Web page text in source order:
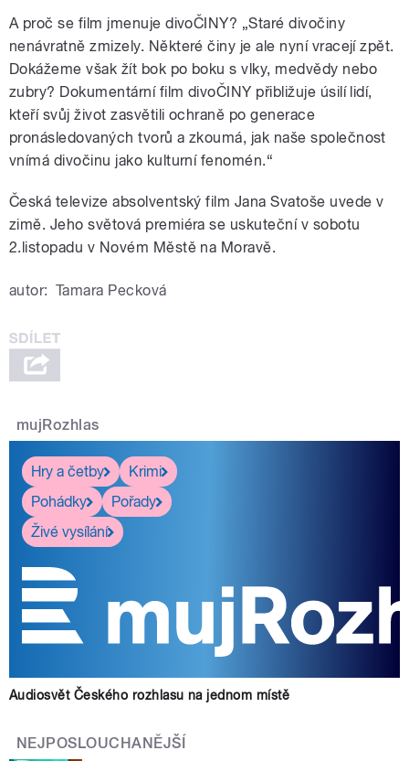
A proč se film jmenuje divoČINY? „Staré divočiny
nenávratně zmizely. Některé činy je ale nyní vracejí zpět.
Dokážeme však žít bok po boku s vlky, medvědy nebo
zubry? Dokumentární film divoČINY přibližuje úsilí lidí,
kteří svůj život zasvětili ochraně po generace
pronásledovaných tvorů a zkoumá, jak naše společnost
vnímá divočinu jako kulturní fenomén.“
Česká televize absolventský film Jana Svatoše uvede v
zimě. Jeho světová premiéra se uskuteční v sobotu
2.listopadu v Novém Městě na Moravě.
autor: Tamara Pecková
mujRozhlas
Hry a četby
Krimi
Pohádky
Pořady
Živé vysílání
Audiosvět Českého rozhlasu na jednom místě
NEJPOSLOUCHANĚJŠÍ